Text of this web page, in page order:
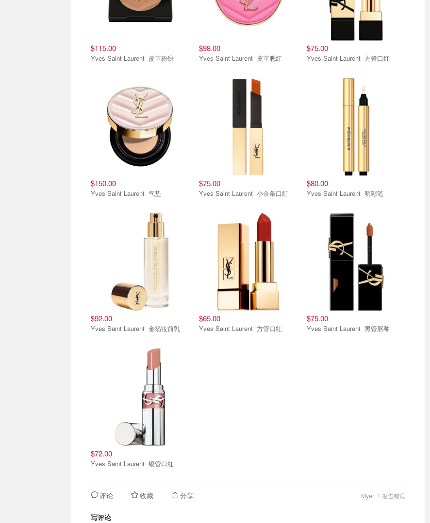
$115.00
Yves Saint Laurent 皮革粉饼
$98.00
Yves Saint Laurent 皮革腮红
$75.00
Yves Saint Laurent 方管口红
$150.00
Yves Saint Laurent 气垫
$75.00
Yves Saint Laurent 小金条口红
$80.00
Yves Saint Laurent 明彩笔
$92.00
Yves Saint Laurent 金箔妆前乳
$65.00
Yves Saint Laurent 方管口红
$75.00
Yves Saint Laurent 黑管唇釉
$72.00
Yves Saint Laurent 银管口红
报告错误
Myer
评论 收藏 分享
写评论